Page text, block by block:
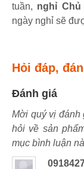
tuần, nghỉ Chủ
ngày nghỉ sẽ
Hỏi đáp,
Đánh giá
Mời quý vị đánh
hỏi về sản
mục bình luận